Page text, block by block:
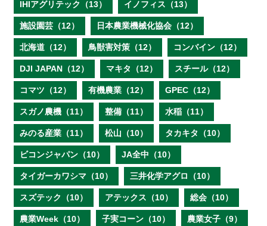
IHIアグリテック（13） イノフィス（13）
施設園芸（12） 日本農業機械化協会（12）
北海道（12） 鳥獣害対策（12） コンバイン（12）
DJI JAPAN（12） マキタ（12） スチール（12）
コマツ（12） 有機農業（12） GPEC（12）
スガノ農機（11） 整備（11） 水稲（11）
みのる産業（11） 松山（10） タカキタ（10）
ビコンジャパン（10） JA全中（10）
タイガーカワシマ（10） 三井化学アグロ（10）
スズテック（10） アテックス（10） 総会（10）
農業Week（10） 子実コーン（10） 農業女子（9）